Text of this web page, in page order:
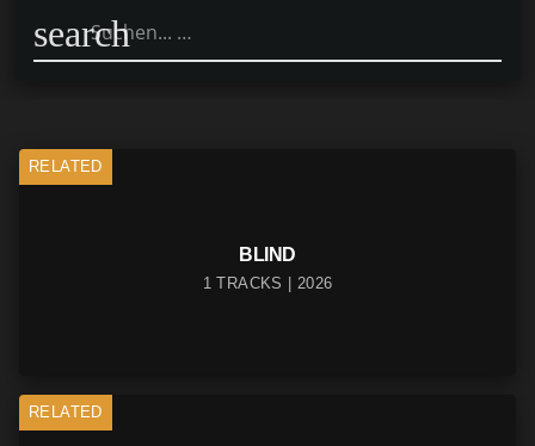
search
RELATED
BLIND
1 TRACKS | 2026
RELATED